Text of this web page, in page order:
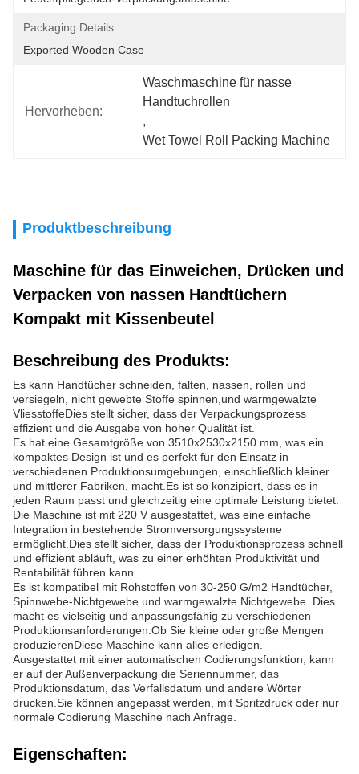
Packaging Details:
Exported Wooden Case
Hervorheben:
Waschmaschine für nasse
Handtuchrollen
,
Wet Towel Roll Packing Machine
Produktbeschreibung
Maschine für das Einweichen, Drücken und
Verpacken von nassen Handtüchern
Kompakt mit Kissenbeutel
Beschreibung des Produkts:
Es kann Handtücher schneiden, falten, nassen, rollen und
versiegeln, nicht gewebte Stoffe spinnen,und warmgewalzte
VliesstoffeDies stellt sicher, dass der Verpackungsprozess
effizient und die Ausgabe von hoher Qualität ist.
Es hat eine Gesamtgröße von 3510x2530x2150 mm, was ein
kompaktes Design ist und es perfekt für den Einsatz in
verschiedenen Produktionsumgebungen, einschließlich kleiner
und mittlerer Fabriken, macht.Es ist so konzipiert, dass es in
jeden Raum passt und gleichzeitig eine optimale Leistung bietet.
Die Maschine ist mit 220 V ausgestattet, was eine einfache
Integration in bestehende Stromversorgungssysteme
ermöglicht.Dies stellt sicher, dass der Produktionsprozess schnell
und effizient abläuft, was zu einer erhöhten Produktivität und
Rentabilität führen kann.
Es ist kompatibel mit Rohstoffen von 30-250 G/m2 Handtücher,
Spinnwebe-Nichtgewebe und warmgewalzte Nichtgewebe. Dies
macht es vielseitig und anpassungsfähig zu verschiedenen
Produktionsanforderungen.Ob Sie kleine oder große Mengen
produzierenDiese Maschine kann alles erledigen.
Ausgestattet mit einer automatischen Codierungsfunktion, kann
er auf der Außenverpackung die Seriennummer, das
Produktionsdatum, das Verfallsdatum und andere Wörter
drucken.Sie können angepasst werden, mit Spritzdruck oder nur
normale Codierung Maschine nach Anfrage.
Eigenschaften: